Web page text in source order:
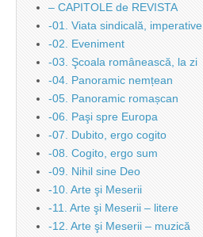
– CAPITOLE de REVISTA
-01. Viata sindicală, imperative
-02. Eveniment
-03. Şcoala românească, la zi
-04. Panoramic nemțean
-05. Panoramic romașcan
-06. Paşi spre Europa
-07. Dubito, ergo cogito
-08. Cogito, ergo sum
-09. Nihil sine Deo
-10. Arte şi Meserii
-11. Arte şi Meserii – litere
-12. Arte şi Meserii – muzică